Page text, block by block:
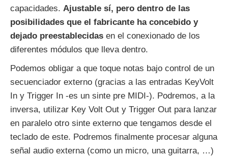
capacidades. Ajustable sí, pero dentro de las
posibilidades que el fabricante ha concebido y
dejado preestablecidas en el conexionado de los
diferentes módulos que lleva dentro.
Podemos obligar a que toque notas bajo control de un
secuenciador externo (gracias a las entradas KeyVolt
In y Trigger In -es un sinte pre MIDI-). Podremos, a la
inversa, utilizar Key Volt Out y Trigger Out para lanzar
en paralelo otro sinte externo que tengamos desde el
teclado de este. Podremos finalmente procesar alguna
señal audio externa (como un micro, una guitarra, …)